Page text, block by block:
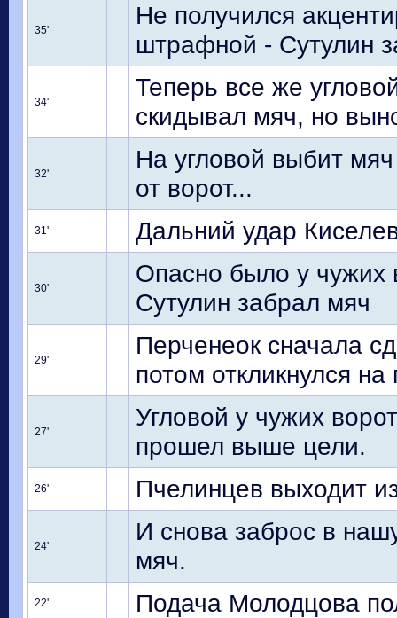
35'
Не получился
штрафной - Сутулин
34'
Теперь все же
скидывал мяч, но
32'
На угловой выбит
от ворот...
31' Дальний удар
30'
Опасно было у чужих
Сутулин забрал мяч
29'
Перченеок сначала
потом откликнулся
27'
Угловой у чужих
прошел выше цели.
26' Пчелинцев выходит
24'
И снова заброс в
мяч.
22' Подача Молодцова